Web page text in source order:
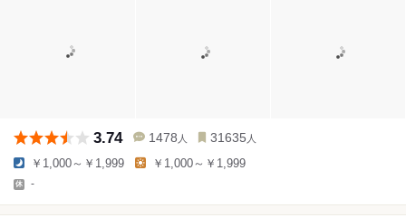
3.74 1478 人 31635 人
￥1,000～￥1,999 ￥1,000～￥1,999
-